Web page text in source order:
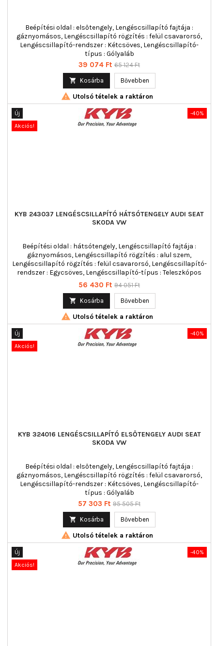
Beépítési oldal : elsőtengely, Lengéscsillapító fajtája :
gáznyomásos, Lengéscsillapító rögzítés : felül csavarorsó,
Lengéscsillapító-rendszer : Kétcsöves, Lengéscsillapító-
típus : Gólyaláb
Ár
39 074 Ft Normál
65 124 Ft
 Kosárba Bővebben
 Utolsó tételek a raktáron
-40%
Új
Akciós!
KYB 243037 LENGÉSCSILLAPÍTÓ HÁTSÓTENGELY AUDI SEAT
SKODA VW
Beépítési oldal : hátsótengely, Lengéscsillapító fajtája :
gáznyomásos, Lengéscsillapító rögzítés : alul szem,
Lengéscsillapító rögzítés : felül csavarorsó, Lengéscsillapító-
rendszer : Egycsöves, Lengéscsillapító-típus : Teleszkópos
lengéscsillapító
Ár
56 430 Ft Normál
94 051 Ft
 Kosárba Bővebben
 Utolsó tételek a raktáron
-40%
Új
Akciós!
KYB 324016 LENGÉSCSILLAPÍTÓ ELSŐTENGELY AUDI SEAT
SKODA VW
Beépítési oldal : elsőtengely, Lengéscsillapító fajtája :
gáznyomásos, Lengéscsillapító rögzítés : felül csavarorsó,
Lengéscsillapító-rendszer : Kétcsöves, Lengéscsillapító-
típus : Gólyaláb
Ár
57 303 Ft Normál
95 505 Ft
 Kosárba Bővebben
 Utolsó tételek a raktáron
-40%
Új
Akciós!